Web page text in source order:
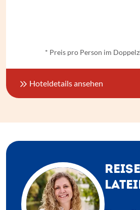
* Preis pro Person im
Hoteldetails ansehen